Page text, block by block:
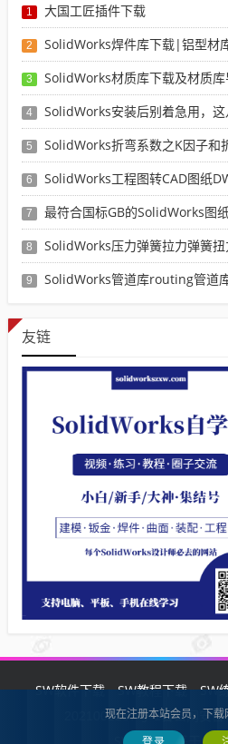
1 大国工匠插件下载
2 SolidWorks焊件库下载|铝型材库下
3 SolidWorks材质库下载及材质
4 SolidWorks安装后别着急用，这八个重要
5 SolidWorks折弯系数之K因子和
6 SolidWorks工程图转CAD图纸DWG格式
7 最符合国标GB的SolidWorks图纸格
8 SolidWorks压力弹簧拉力弹簧扭力弹
9 SolidWorks管道库routing管道
友链
SW软件下载 SW教程下载 SW
2021002287号-1鲁公网安
现在注册本站会员，下载